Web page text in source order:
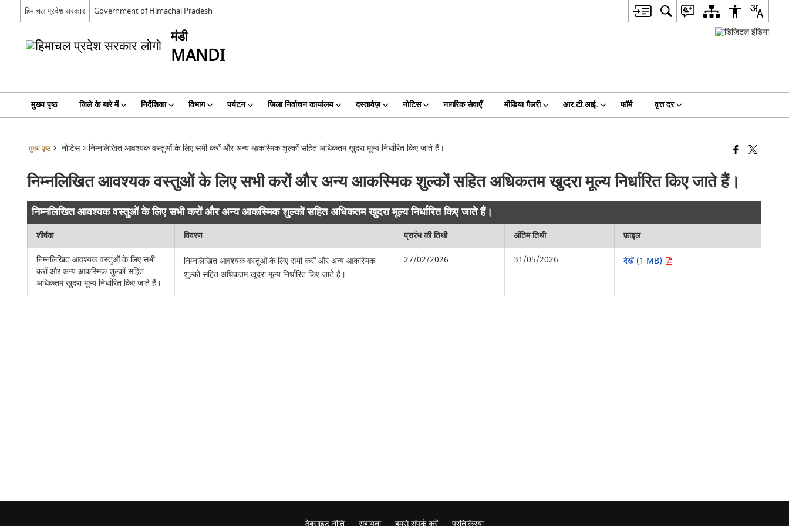
हिमाचल प्रदेश सरकार Government of Himachal Pradesh
मंडी
MANDI
मुख्य पृष्ठ जिले के बारे में निर्देशिका विभाग पर्यटन जिला निर्वाचन कार्यालय दस्तावेज़ नोटिस नागरिक सेवाएँ मीडिया गैलरी आर.टी.आई. फॉर्म वृत्त दर
मुख्य पृष्ठ नोटिस निम्नलिखित आवश्यक वस्तुओं के लिए सभी करों और अन्य आकस्मिक शुल्कों सहित अधिकतम खुदरा मूल्य निर्धारित किए जाते हैं।
निम्नलिखित आवश्यक वस्तुओं के लिए सभी करों और अन्य आकस्मिक शुल्कों सहित अधिकतम खुदरा मूल्य निर्धारित किए जाते हैं।
निम्नलिखित आवश्यक वस्तुओं के लिए सभी करों और अन्य आकस्मिक शुल्कों सहित अधिकतम खुदरा मूल्य निर्धारित किए जाते हैं।
शीर्षक विवरण प्रारंभ की तिथी अंतिम तिथी
फ़ाइल
निम्नलिखित आवश्यक वस्तुओं के लिए सभी
करों और अन्य आकस्मिक शुल्कों सहित
अधिकतम खुदरा मूल्य निर्धारित किए जाते हैं।
निम्नलिखित आवश्यक वस्तुओं के लिए सभी करों और अन्य आकस्मिक
शुल्कों सहित अधिकतम खुदरा मूल्य निर्धारित किए जाते हैं।
27/02/2026 31/05/2026 देखें (1 MB)